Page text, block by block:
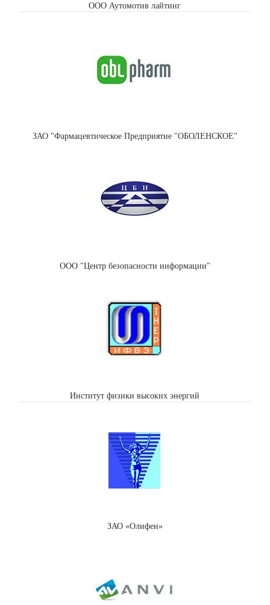
ООО Аутомотив лайтинг
ЗАО "Фармацевтическое Предприятие "ОБОЛЕНСКОЕ"
ООО "Центр безопасности информации"
Институт физики высоких энергий
ЗАО «Олифен»